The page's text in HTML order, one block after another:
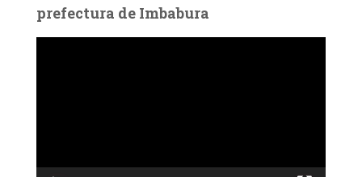
prefectura de Imbabura
c